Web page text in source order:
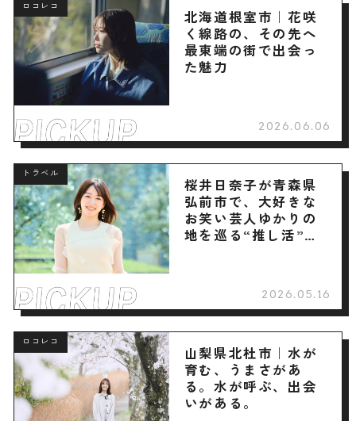
ロコレコ
北海道根室市｜花咲
く線路の、その先へ
最東端の街で出会っ
た魅力
2026.06.06
トラベル
桜井日奈子が青森県
弘前市で、大好きな
お笑い芸人ゆかりの
地を巡る“推し活”旅
2026.05.16
ロコレコ
山梨県北杜市｜水が
育む、うまさがあ
る。水が呼ぶ、出会
いがある。